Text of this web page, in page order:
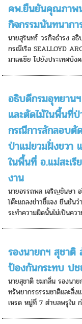
คพ.ยืนยันคุณภาพน้
กิจกรรมนันทนาก
นายสุรินทร์ วรกิจธำรง อ
กรณีเรือ SEALLOYD
มาเลเซีย ไปยังประเทศบัง
อธิบดีกรมอุทยาน
และตัดไม้ในพื้นที่
กรณีการลักลอบตั
ป่าแม่ยวมฝั่งขวา
ในพื้นที่ อ.แม่สะเ
งาน
นายอรรถพล เจริญชันษา
โต๊ะแถลงข่าวชี้แจง ยืนยัน
ระทำความผิดนั้นไม่เป็นคว
รองนายกฯ สุชาติ
ป้องกันกระทบ ปช
นายสุชาติ ชมกลิ่น รองนา
ทรัพยากรธรรมชาติและสิ่ง
เหรด หมู่ที่ 7 ตำบลพรุใน ก่